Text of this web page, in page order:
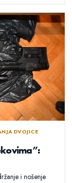
DVOJICE
i nošenje